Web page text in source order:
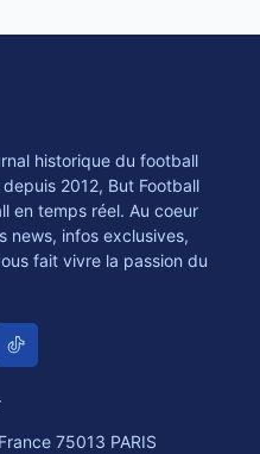
historique du football
2012, But Football
en temps réel. Au coeur
news, infos exclusives,
fait vivre la passion du
75013 PARIS